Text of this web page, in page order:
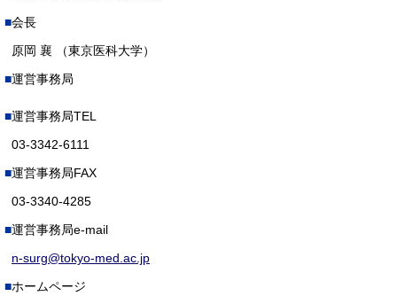
会長
原岡 襄 （東京医科大学）
運営事務局
運営事務局TEL
03-3342-6111
運営事務局FAX
03-3340-4285
運営事務局e-mail
n-surg@tokyo-med.ac.jp
ホームページ